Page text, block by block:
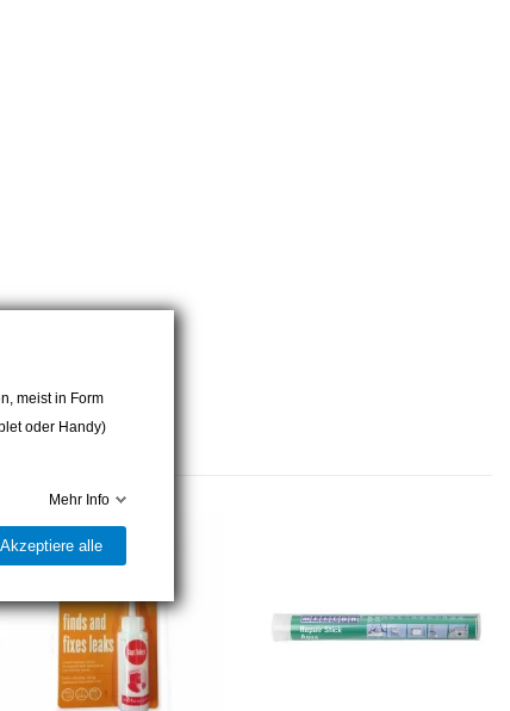
meist in Form
oder Handy)
Mehr Info
Akzeptiere alle